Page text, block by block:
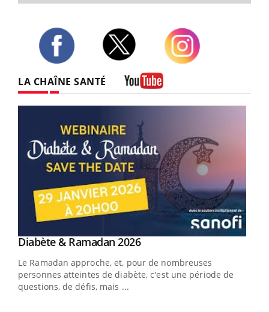
LA CHAÎNE SANTÉ
Youtube
Diabète & Ramadan 2026Youtube
Le Ramadan approche, et, pour de nombreuses
personnes atteintes de diabète, c'est une période de
questions, de défis, mais ...